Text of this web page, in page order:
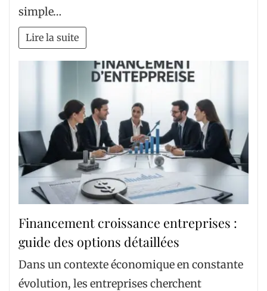
simple…
Lire la suite
Financement croissance entreprises :
guide des options détaillées
Dans un contexte économique en constante
évolution, les entreprises cherchent